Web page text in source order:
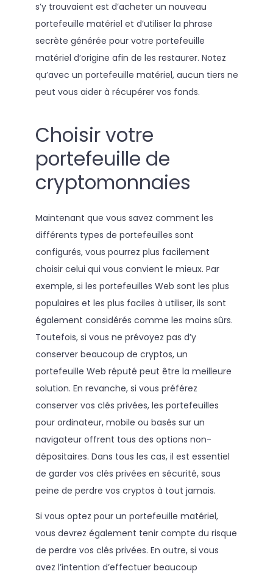
s’y trouvaient est d’acheter un nouveau
portefeuille matériel et d’utiliser la phrase
secrète générée pour votre portefeuille
matériel d’origine afin de les restaurer. Notez
qu’avec un portefeuille matériel, aucun tiers ne
peut vous aider à récupérer vos fonds.
Choisir votre
portefeuille de
cryptomonnaies
Maintenant que vous savez comment les
différents types de portefeuilles sont
configurés, vous pourrez plus facilement
choisir celui qui vous convient le mieux. Par
exemple, si les portefeuilles Web sont les plus
populaires et les plus faciles à utiliser, ils sont
également considérés comme les moins sûrs.
Toutefois, si vous ne prévoyez pas d’y
conserver beaucoup de cryptos, un
portefeuille Web réputé peut être la meilleure
solution. En revanche, si vous préférez
conserver vos clés privées, les portefeuilles
pour ordinateur, mobile ou basés sur un
navigateur offrent tous des options non-
dépositaires. Dans tous les cas, il est essentiel
de garder vos clés privées en sécurité, sous
peine de perdre vos cryptos à tout jamais.
Si vous optez pour un portefeuille matériel,
vous devrez également tenir compte du risque
de perdre vos clés privées. En outre, si vous
avez l’intention d’effectuer beaucoup